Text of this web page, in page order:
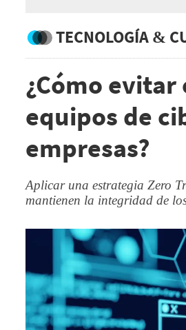
TECNOLOGÍA &
¿Cómo evitar
equipos de
empresas?
Aplicar una estrategia Zero
mantienen la integridad de